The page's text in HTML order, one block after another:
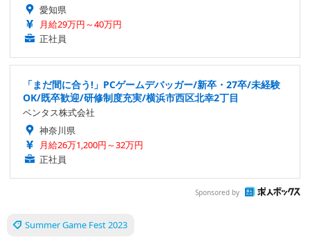
愛知県
月給29万円～40万円
正社員
「まだ間に合う!」PCゲームデバッガー/新卒・27卒/未経験
OK/既卒歓迎/研修制度充実/横浜市西区北幸2丁目
ベンタス株式会社
神奈川県
月給26万1,200円～32万円
正社員
Sponsored by
Summer Game Fest 2023